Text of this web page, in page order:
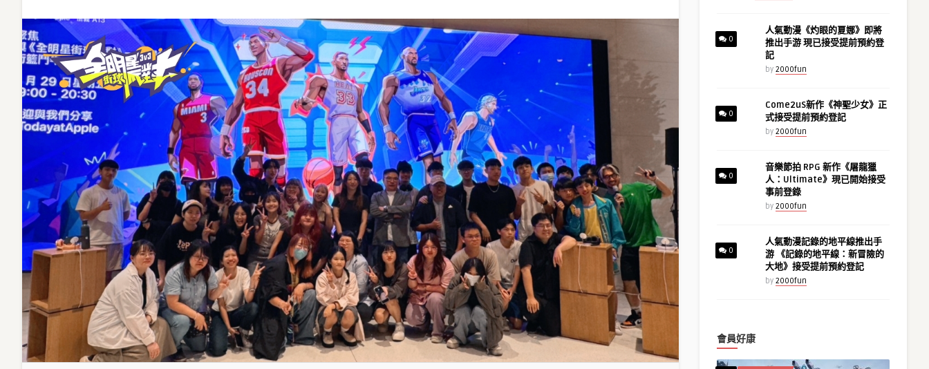
活
動
圓
滿
落
幕
用
全
新 iPhone
17 電
競
級
效
能
造
沉
式
球
派
對！〉
0
人氣動漫《灼眼的夏娜》即將
推出手游 現已接受提前預約登
記
by 2000fun
0
Come2uS新作《神聖少女》正
式接受提前預約登記
by 2000fun
0
音樂節拍 RPG 新作《屠龍獵
人：Ultimate》現已開始接受
事前登錄
by 2000fun
0
人氣動漫記錄的地平線推出手
游 《記錄的地平線：新冒險的
大地》接受提前預約登記
by 2000fun
會員好康